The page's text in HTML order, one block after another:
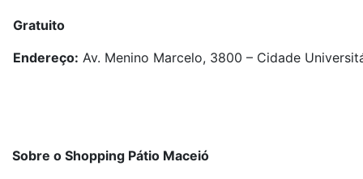
Gratuito
Endereço: Av. Menino Marcelo, 3800 – Cidade
Sobre o Shopping Pátio Maceió